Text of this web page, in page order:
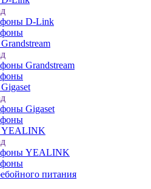
D-Link
Grandstream
Gigaset
YEALINK
YEALINK
питания